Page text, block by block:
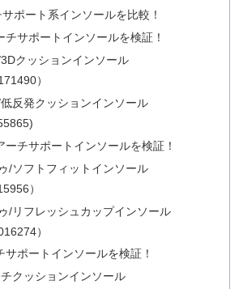
ポート系インソールを比較！
チサポートインソールを検証！
クッションインソール
）
反発クッションインソール
ーチサポートインソールを検証！
/ソフトフィットインソール
）
/リフレッシュカップインソール
）
サポートインソールを検証！
クッションインソール